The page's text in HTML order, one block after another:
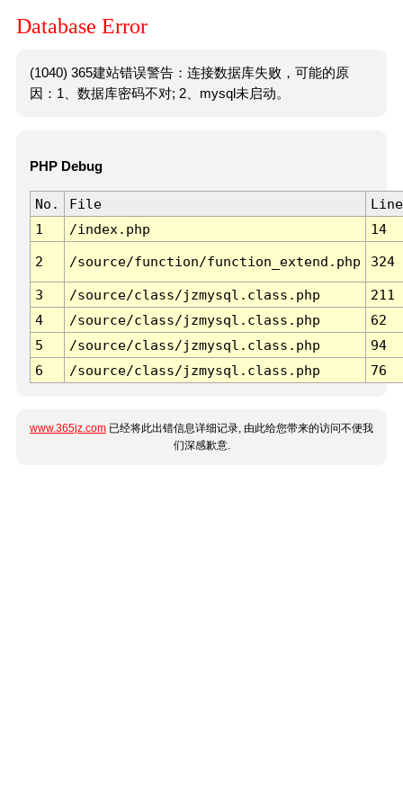
Database Error
(1040) 365建站错误警告：连接数据库失败，可能的原
因：1、数据库密码不对; 2、mysql未启动。
PHP Debug
No. File
Line
1
/index.php 14
2 /source/function/function_extend.php 324
3 /source/class/jzmysql.class.php
211
4
/source/class/jzmysql.class.php
62
5
/source/class/jzmysql.class.php
94
6
/source/class/jzmysql.class.php 76
www.365jz.com 已经将此出错信息详细记录, 由此给您带来的访问不便我
们深感歉意.